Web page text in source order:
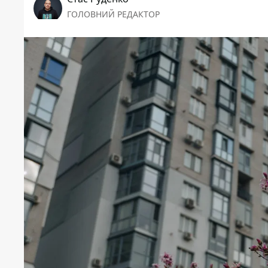
ГОЛОВНИЙ РЕДАКТОР